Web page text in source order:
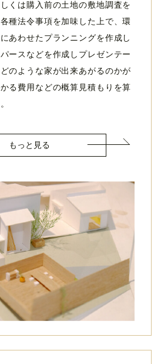
くは購入前の土地の敷地調査を
種法令事項を加味した上で、環
あわせたプランニングを作成し
ースなどを作成しプレゼンテー
のような家が出来あがるのかが
る費用などの概算見積もりを算
もっと見る